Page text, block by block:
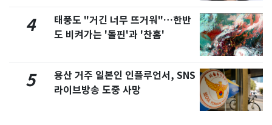
4
태풍도 "거긴 너무 뜨거워"…한반
도 비켜가는 '돌핀'과 '찬홈'
5
용산 거주 일본인 인플루언서, SNS
라이브방송 도중 사망